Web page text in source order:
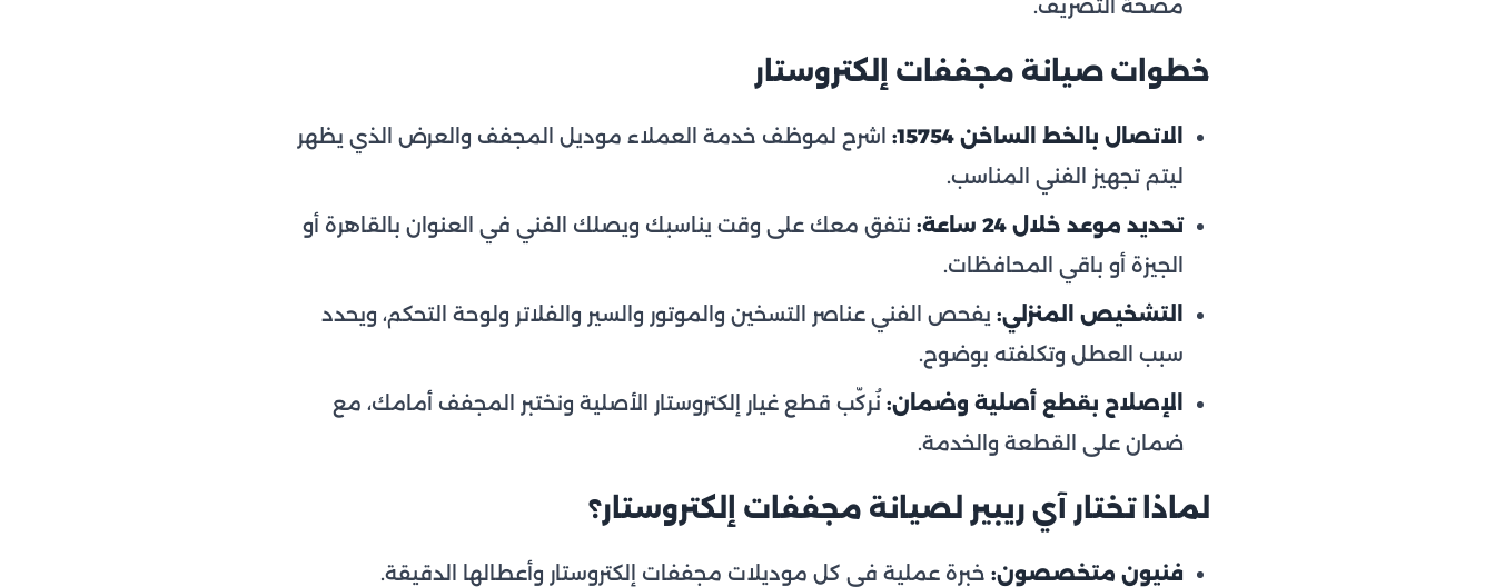
مضخة التصريف.
خطوات صيانة مجففات إلكتروستار
الاتصال بالخط الساخن 15754:
اشرح لموظف خدمة العملاء موديل المجفف والعرض الذي يظهر
ليتم تجهيز الفني المناسب.
تحديد موعد خلال 24 ساعة:
نتفق معك على وقت يناسبك ويصلك الفني في العنوان بالقاهرة أو
الجيزة أو باقي المحافظات.
التشخيص المنزلي: يفحص الفني عناصر التسخين والموتور والسير والفلاتر ولوحة التحكم، ويحدد
سبب العطل وتكلفته بوضوح.
الإصلاح بقطع أصلية وضمان: نُركّب قطع غيار إلكتروستار الأصلية ونختبر المجفف أمامك، مع
ضمان على القطعة والخدمة.
لماذا تختار آي ريبير لصيانة مجففات إلكتروستار؟
فنيون متخصصون: خبرة عملية في كل موديلات مجففات إلكتروستار وأعطالها الدقيقة.